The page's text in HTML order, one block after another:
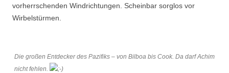
vorherrschenden Windrichtungen. Scheinbar sorglos vor
Wirbelstürmen.
Die großen Entdecker des Pazifiks – von Bilboa bis Cook. Da darf Achim
nicht fehlen.